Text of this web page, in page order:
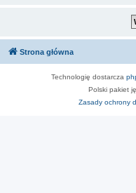
Strona główna
Technologię dostarcza
Polski pakiet
Zasady ochrony